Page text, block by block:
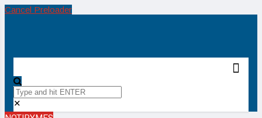
Cancel Preloader
✕